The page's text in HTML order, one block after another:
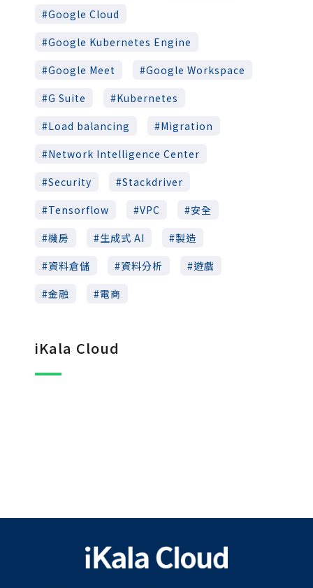
Google Cloud
Google Kubernetes Engine
Google Meet
Google Workspace
G Suite
Kubernetes
Load balancing
Migration
Network Intelligence Center
Security
Stackdriver
Tensorflow
VPC
安全
機房
生成式 AI
製造
資料倉儲
資料分析
遊戲
金融
電商
iKala Cloud